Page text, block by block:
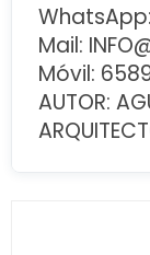
Mail:
Móvil:
AUTOR: